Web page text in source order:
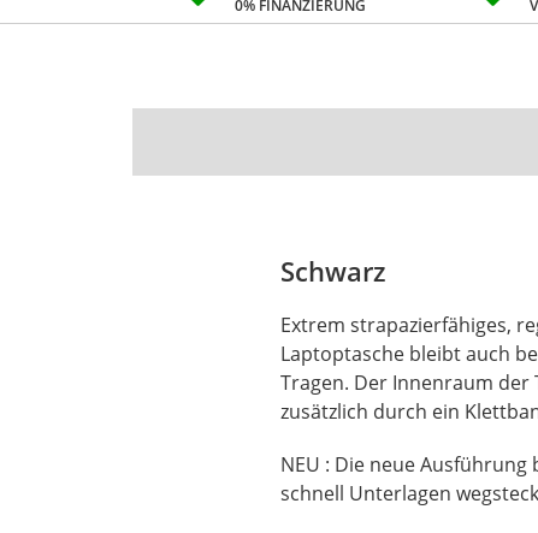
0% FINANZIERUNG
Schwarz
Extrem strapazierfähiges,
Laptoptasche bleibt auch
Tragen. Der Innenraum
zusätzlich durch ein
NEU : Die neue
schnell Unterlagen